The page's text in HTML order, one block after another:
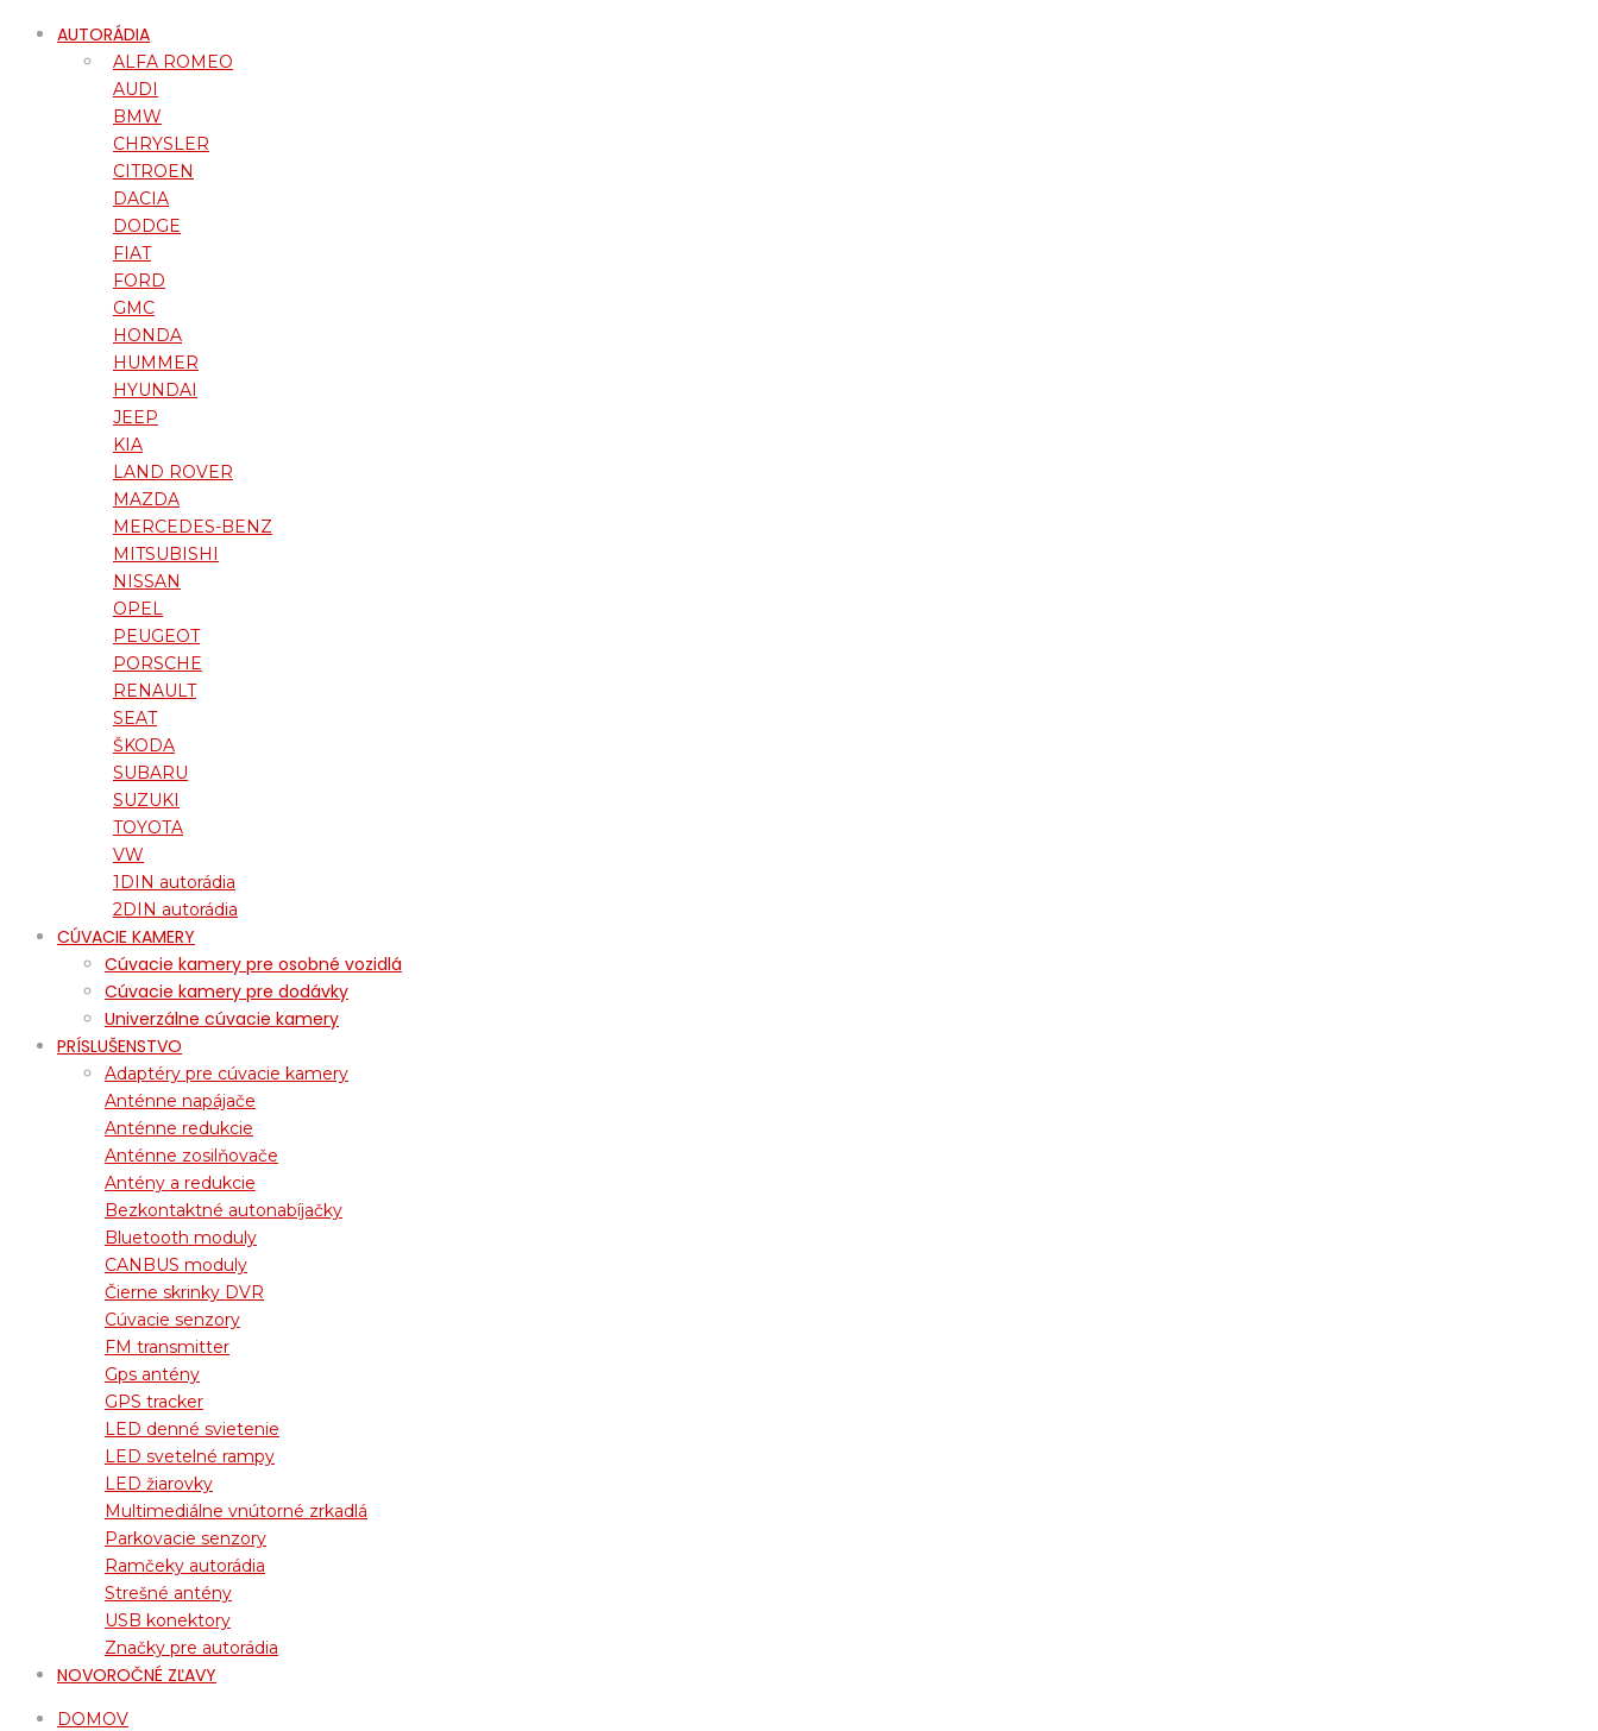
AUTORÁDIA
ALFA ROMEO
AUDI
BMW
CHRYSLER
CITROEN
DACIA
DODGE
FIAT
FORD
GMC
HONDA
HUMMER
HYUNDAI
JEEP
KIA
LAND ROVER
MAZDA
MERCEDES-BENZ
MITSUBISHI
NISSAN
OPEL
PEUGEOT
PORSCHE
RENAULT
SEAT
ŠKODA
SUBARU
SUZUKI
TOYOTA
VW
1DIN autorádia
2DIN autorádia
CÚVACIE KAMERY
Cúvacie kamery pre osobné vozidlá
Cúvacie kamery pre dodávky
Univerzálne cúvacie kamery
PRÍSLUŠENSTVO
Adaptéry pre cúvacie kamery
Anténne napájače
Anténne redukcie
Anténne zosilňovače
Antény a redukcie
Bezkontaktné autonabíjačky
Bluetooth moduly
CANBUS moduly
Čierne skrinky DVR
Cúvacie senzory
FM transmitter
Gps antény
GPS tracker
LED denné svietenie
LED svetelné rampy
LED žiarovky
Multimediálne vnútorné zrkadlá
Parkovacie senzory
Ramčeky autorádia
Strešné antény
USB konektory
Značky pre autorádia
NOVOROČNÉ ZĽAVY
DOMOV